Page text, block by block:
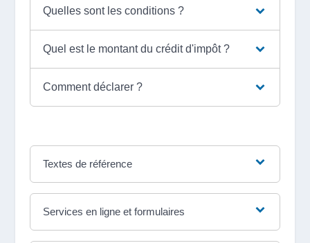
Quelles sont les conditions ?
Quel est le montant du crédit d'impôt ?
Comment déclarer ?
Textes de référence
Services en ligne et formulaires